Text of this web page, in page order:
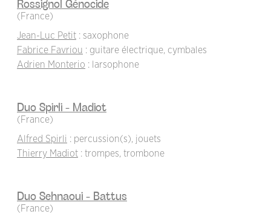
Rossignol Génocide
(France)
Jean-Luc Petit : saxophone
Fabrice Favriou : guitare électrique, cymbales
Adrien Monterio : larsophone
Duo Spirli - Madiot
(France)
Alfred Spirli : percussion(s), jouets
Thierry Madiot : trompes, trombone
Duo Sehnaoui - Battus
(France)